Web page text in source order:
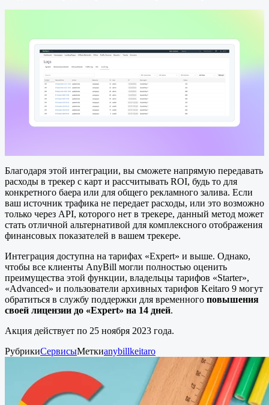
Благодаря этой интеграции, вы сможете напрямую передавать
расходы в трекер с карт и рассчитывать ROI, будь то для
конкретного баера или для общего рекламного залива. Если
ваш источник трафика не передает расходы, или это возможно
только через API, которого нет в трекере, данный метод может
стать отличной альтернативой для комплексного отображения
финансовых показателей в вашем трекере.
Интеграция доступна на тарифах «Expert» и выше. Однако,
чтобы все клиенты AnyBill могли полностью оценить
преимущества этой функции, владельцы тарифов «Starter»,
«Advanced» и пользователи архивных тарифов Keitaro 9 могут
обратиться в службу поддержки для временного повышения
своей лицензии до «Expert» на 14 дней.
Акция действует по 25 ноября 2023 года.
РубрикиСервисыМеткиanybillkeitaro